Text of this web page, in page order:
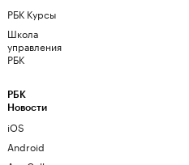
РБК Курсы
Школа
управления
РБК
РБК
Новости
iOS
Android